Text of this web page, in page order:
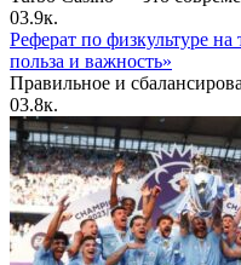
03.9к.
Реферат по физкультуре
польза и важность»
Правильное и
03.8к.